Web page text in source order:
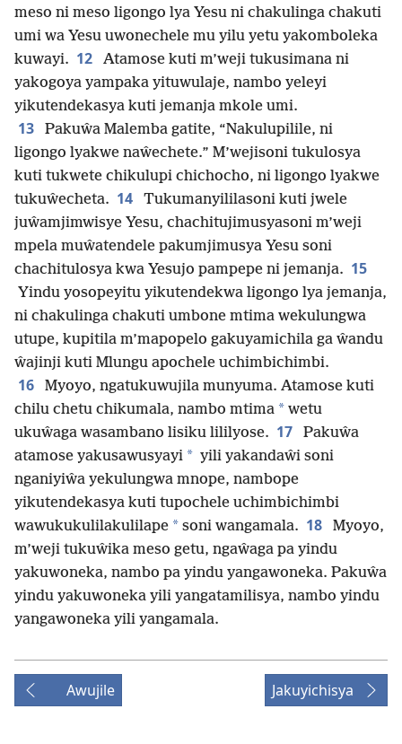
meso ni meso ligongo lya Yesu ni chakulinga chakuti
umi wa Yesu uwonechele mu yilu yetu yakomboleka
kuwayi. 12
Atamose kuti m’weji tukusimana ni
yakogoya yampaka yituwulaje, nambo yeleyi
yikutendekasya kuti jemanja mkole umi.
13
Pakuŵa Malemba gatite, “Nakulupilile, ni
ligongo lyakwe naŵechete.” M’wejisoni tukulosya
kuti tukwete chikulupi chichocho, ni ligongo lyakwe
tukuŵecheta. 14
Tukumanyililasoni kuti jwele
juŵamjimwisye Yesu, chachitujimusyasoni m’weji
mpela muŵatendele pakumjimusya Yesu soni
chachitulosya kwa Yesujo pampepe ni jemanja. 15
Yindu yosopeyitu yikutendekwa ligongo lya jemanja,
ni chakulinga chakuti umbone mtima wekulungwa
utupe, kupitila m’mapopelo gakuyamichila ga ŵandu
ŵajinji kuti Mlungu apochele uchimbichimbi.
16
Myoyo, ngatukuwujila munyuma. Atamose kuti
chilu chetu chikumala, nambo mtima * wetu
ukuŵaga wasambano lisiku lililyose. 17
Pakuŵa
atamose yakusawusyayi * yili yakandaŵi soni
nganiyiŵa yekulungwa mnope, nambope
yikutendekasya kuti tupochele uchimbichimbi
wawukukulilakulilape * soni wangamala. 18
Myoyo,
m’weji tukuŵika meso getu, ngaŵaga pa yindu
yakuwoneka, nambo pa yindu yangawoneka. Pakuŵa
yindu yakuwoneka yili yangatamilisya, nambo yindu
yangawoneka yili yangamala.
Awujile Jakuyichisya